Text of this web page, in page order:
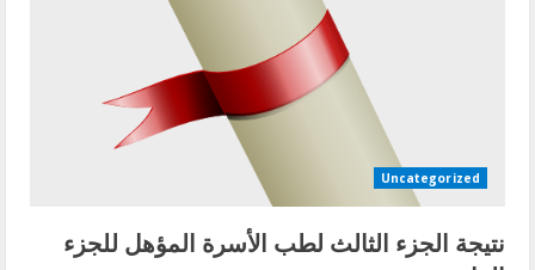
Uncategorized
نتيجة الجزء الثالث لطب الأسرة المؤهل للجزء